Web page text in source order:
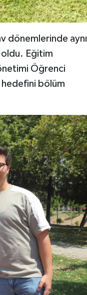
dönemlerinde aynı
oldu. Eğitim
Öğrenci
hedefini bölüm